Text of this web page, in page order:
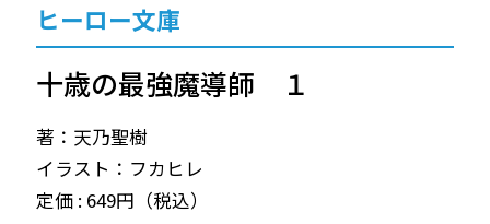
ヒーロー文庫
十歳の最強魔導師 １
著：天乃聖樹
イラスト：フカヒレ
定価 : 649円（税込）